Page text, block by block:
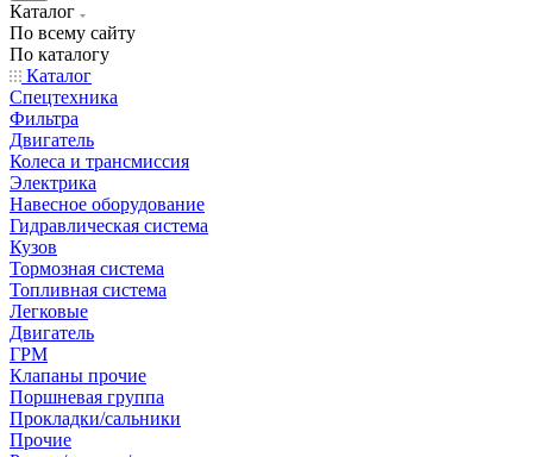
Каталог
По всему сайту
По каталогу
Каталог
Спецтехника
Фильтра
Двигатель
Колеса и трансмиссия
Электрика
Навесное оборудование
Гидравлическая система
Кузов
Тормозная система
Топливная система
Легковые
Двигатель
ГРМ
Клапаны прочие
Поршневая группа
Прокладки/сальники
Прочие